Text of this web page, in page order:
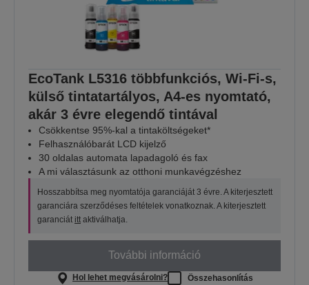
EcoTank L5316 többfunkciós, Wi-Fi-s,
külső tintatartályos, A4-es nyomtató,
akár 3 évre elegendő tintával
Csökkentse 95%-kal a tintaköltségeket*
Felhasználóbarát LCD kijelző
30 oldalas automata lapadagoló és fax
A mi választásunk az otthoni munkavégzéshez
Hosszabbítsa meg nyomtatója garanciáját 3 évre. A kiterjesztett
garanciára szerződéses feltételek vonatkoznak. A kiterjesztett
garanciát itt aktiválhatja.
További információ
Hol lehet megvásárolni? Összehasonlítás